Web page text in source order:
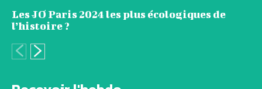
Les JO Paris 2024 les plus écologiques de
l’histoire ?